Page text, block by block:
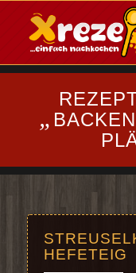
„
HEFETEIG